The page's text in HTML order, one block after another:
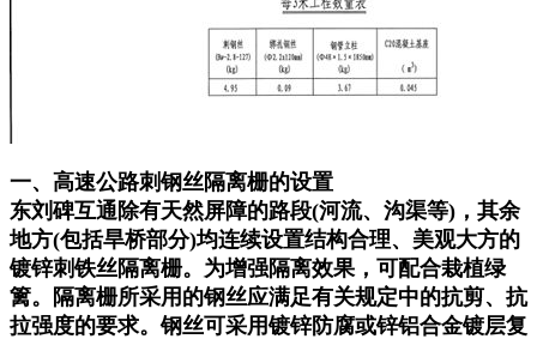
一、高速公路刺钢丝隔离栅的设置
东刘碑互通除有天然屏障的路段(河流、沟渠等)，其余
地方(包括旱桥部分)均连续设置结构合理、美观大方的
镀锌刺铁丝隔离栅。为增强隔离效果，可配合栽植绿
篱。隔离栅所采用的钢丝应满足有关规定中的抗剪、抗
拉强度的要求。钢丝可采用镀锌防腐或锌铝合金镀层复